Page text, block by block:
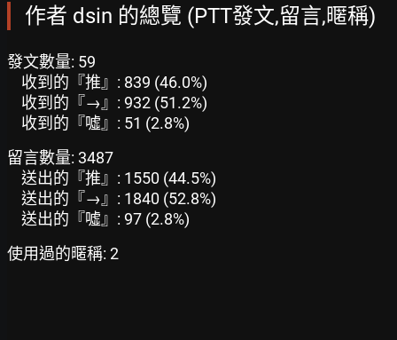
作者 dsin 的總覽 (PTT發文,留言,暱稱)
發文數量: 59
收到的『推』: 839 (46.0%)
收到的『→』: 932 (51.2%)
收到的『噓』: 51 (2.8%)
留言數量: 3487
送出的『推』: 1550 (44.5%)
送出的『→』: 1840 (52.8%)
送出的『噓』: 97 (2.8%)
使用過的暱稱: 2